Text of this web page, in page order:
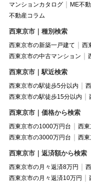
マンションカタログ
ME不
不動産コラム
西東京市｜種別検索
西東京市の新築一戸建て
西
西東京市の中古マンション
西東京市｜駅近検索
西東京市の駅徒歩5分以内
西東京市の駅徒歩15分以内
西東京市｜価格から検索
西東京市の1000万円台
西
西東京市の3000万円台
西
西東京市｜返済額から検索
西東京市の月々返済8万円
西東京市の月々返済10万円